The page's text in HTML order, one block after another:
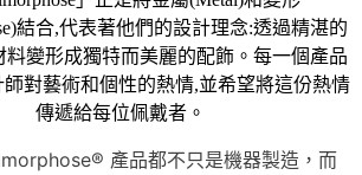
產品都不只是機器製造，而